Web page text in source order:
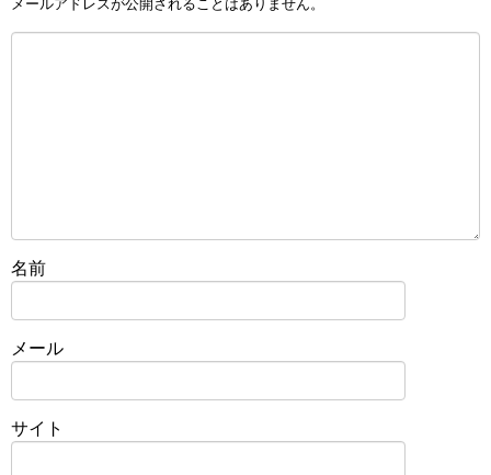
メールアドレスが公開されることはありません。
名前
メール
サイト